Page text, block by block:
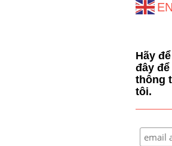
EN
Hãy
đây
thông
tôi.